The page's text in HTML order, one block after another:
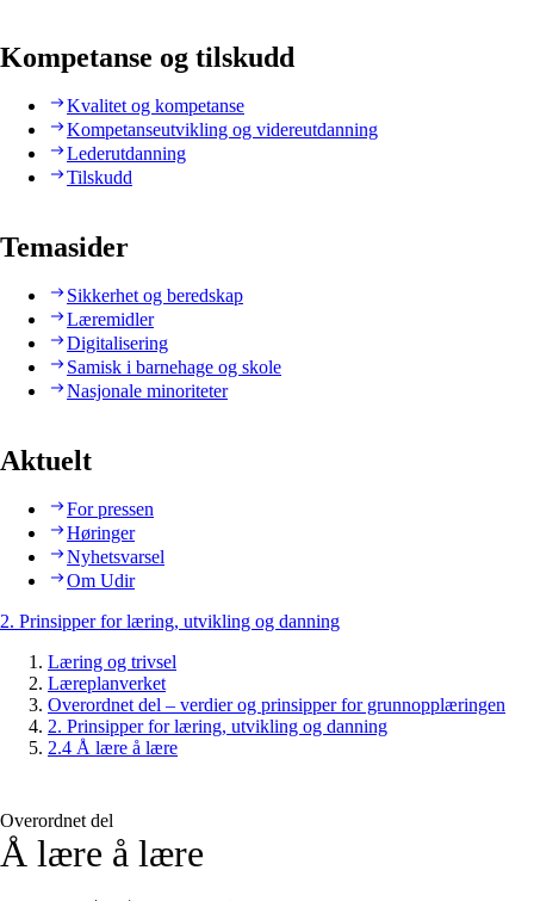
Kompetanse og tilskudd
Kvalitet og kompetanse
Kompetanseutvikling og videreutdanning
Lederutdanning
Tilskudd
Temasider
Sikkerhet og beredskap
Læremidler
Digitalisering
Samisk i barnehage og skole
Nasjonale minoriteter
Aktuelt
For pressen
Høringer
Nyhetsvarsel
Om Udir
2. Prinsipper for læring, utvikling og danning
Læring og trivsel
Læreplanverket
Overordnet del – verdier og prinsipper for grunnopplæringen
2. Prinsipper for læring, utvikling og danning
2.4 Å lære å lære
Overordnet del
Å lære å lære